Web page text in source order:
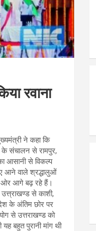
रवाना
ने कहा कि
के संचालन से रामपुर,
आसानी से विकल्प
आने वाले श्रद्धालुओं
ओर आगे बढ़ रहे हैं।
से काशी,
के अंतिम छोर पर
से उत्तराखण्ड को
बहुत पुरानी मांग थी